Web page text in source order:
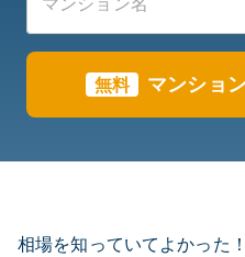
無料 マンショ
相場を知っていてよかった！